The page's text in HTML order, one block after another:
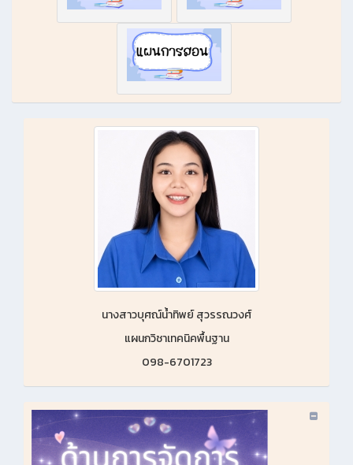
นางสาวบุศณ์น้ำทิพย์ สุวรรณวงศ์
แผนกวิชาเทคนิคพื้นฐาน
098-6701723